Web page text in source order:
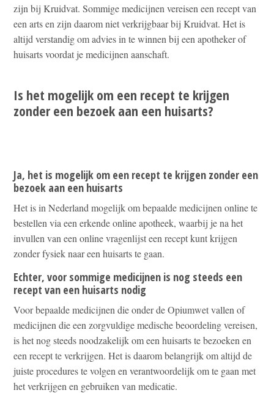
zijn bij Kruidvat. Sommige medicijnen vereisen een recept van
een arts en zijn daarom niet verkrijgbaar bij Kruidvat. Het is
altijd verstandig om advies in te winnen bij een apotheker of
huisarts voordat je medicijnen aanschaft.
Is het mogelijk om een recept te krijgen
zonder een bezoek aan een huisarts?
Ja, het is mogelijk om een recept te krijgen zonder een
bezoek aan een huisarts
Het is in Nederland mogelijk om bepaalde medicijnen online te
bestellen via een erkende online apotheek, waarbij je na het
invullen van een online vragenlijst een recept kunt krijgen
zonder fysiek naar een huisarts te gaan.
Echter, voor sommige medicijnen is nog steeds een
recept van een huisarts nodig
Voor bepaalde medicijnen die onder de Opiumwet vallen of
medicijnen die een zorgvuldige medische beoordeling vereisen,
is het nog steeds noodzakelijk om een huisarts te bezoeken en
een recept te verkrijgen. Het is daarom belangrijk om altijd de
juiste procedures te volgen en verantwoordelijk om te gaan met
het verkrijgen en gebruiken van medicatie.